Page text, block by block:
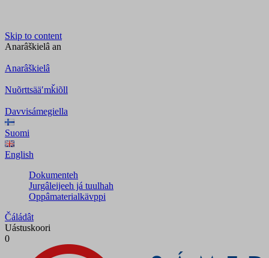
Skip to content
Anarâškielâ an
Anarâškielâ
Nuõrttsääʹmǩiõll
Davvisámegiella
Suomi
English
Dokumenteh
Jurgâleijeeh já tuulhah
Oppâmaterialkävppi
Čáládât
Uástuskoori
0